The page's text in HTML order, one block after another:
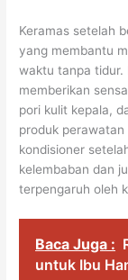
Keramas setelah
yang membantu
waktu tanpa tidur.
memberikan
pori kulit kepala,
produk
kondisioner
kelembaban dan
terpengaruh oleh
Baca Juga :
untuk Ibu